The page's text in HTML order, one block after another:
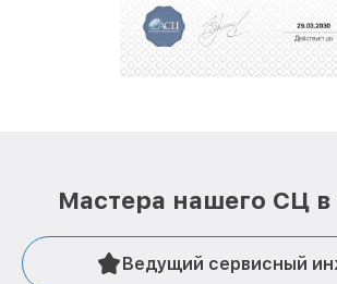
положительные отзывы и обрели
репутацию. Мы постоянно
Мастера нашего СЦ
Ведущий сервисный